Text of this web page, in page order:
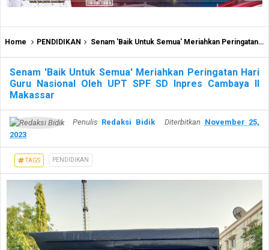
Home PENDIDIKAN Senam 'Baik Untuk Semua' Meriahkan Peringatan Hari Guru Nasional Oleh UPT SPF SD Inpres Cambaya II Makassar
Senam 'Baik Untuk Semua' Meriahkan Peringatan Hari
Guru Nasional Oleh UPT SPF SD Inpres Cambaya II
Makassar
Penulis Redaksi Bidik Diterbitkan November 25,
2023
TAGS PENDIDIKAN